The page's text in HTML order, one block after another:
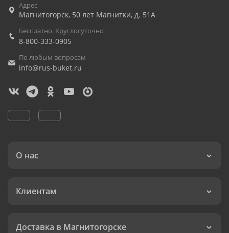
Адрес
Магнитогорск, 50 лет Магнитки, д. 51А
Бесплатно. Круглосуточно
8-800-333-0905
По любым вопросам
info@rus-buket.ru
О нас
Клиентам
Доставка в Магнитогорске